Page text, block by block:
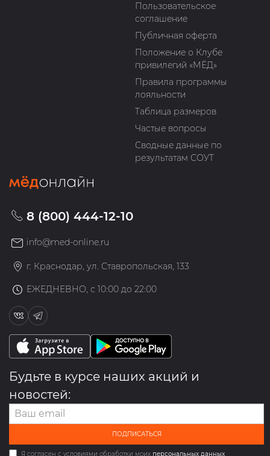
Пользовательское
соглашение
Публичная оферта
Положение о Клубе
привилегий «МЁД»
Правила программы
лояльности
Таблица размеров
Частые вопросы
Сводные данные по
результатам СОУТ
8 (800) 444-12-10
info@med-online.ru
г. Краснодар, ул. Ставропольская, 133
ЕЖЕДНЕВНО, с 10:00 до 22:00
Будьте в курсе наших акций и
новостей:
ПОДПИСАТЬСЯ
Я согласен с условиями обработки моих персональных данных